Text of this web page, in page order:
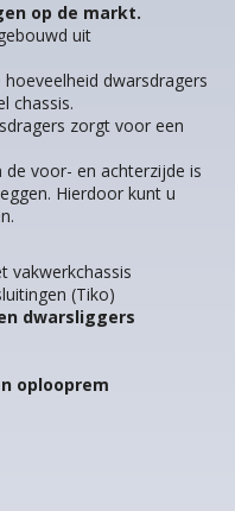
op de markt.
uit
dwarsdragers
chassis.
zorgt voor een
voor- en achterzijde is
Hierdoor kunt u
vakwerkchassis
(Tiko)
dwarsliggers
oplooprem